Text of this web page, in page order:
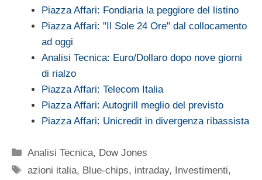
Piazza Affari: Fondiaria la peggiore del listino
Piazza Affari: "Il Sole 24 Ore" dal collocamento
ad oggi
Analisi Tecnica: Euro/Dollaro dopo nove giorni
di rialzo
Piazza Affari: Telecom Italia
Piazza Affari: Autogrill meglio del previsto
Piazza Affari: Unicredit in divergenza ribassista
Categorie
Analisi Tecnica, Dow Jones
Tag
azioni italia, Blue-chips, intraday, Investimenti,